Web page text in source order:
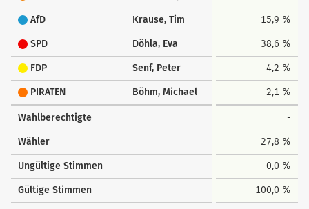
AfD Krause, Tim 15,9 %
SPD Döhla, Eva 38,6 %
FDP Senf, Peter 4,2 %
PIRATEN Böhm, Michael 2,1 %
Wahlberechtigte -
Wähler 27,8 %
Ungültige Stimmen 0,0 %
Gültige Stimmen 100,0 %